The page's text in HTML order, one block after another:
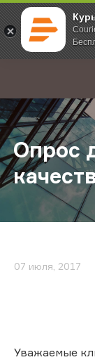
; Главная О
Опрос
07 июля, 2017
Уважаемые